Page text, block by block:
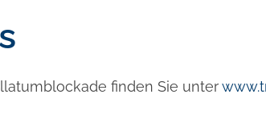
finden Sie unter